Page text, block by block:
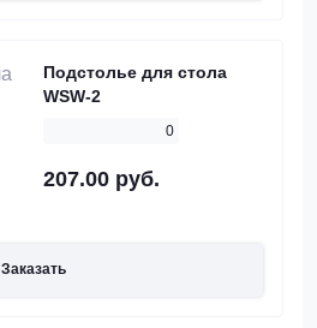
Подстолье для стола
WSW-2
0
207.00 руб.
Заказать